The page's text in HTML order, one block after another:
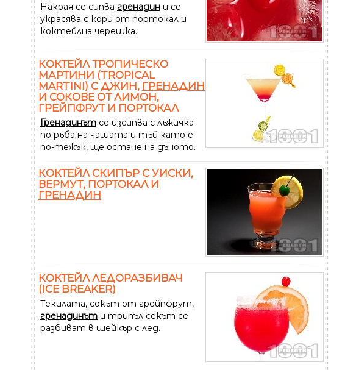
Накрая се сипва гренадин и се
украсява с кори от портокал и
коктейлна черешка.
КОКТЕЙЛ ТРОПИЧЕСКО
МАРТИНИ (TROPICAL
MARTINI) С ДЖИН, ГРЕНАДИН
И СОКОВЕ ОТ ЛИМОН,
ГРЕЙПФРУТ И ПОРТОКАЛ
Гренадинът се изсипва с лъжичка
по ръба на чашата и тъй като е
по-тежък, ще остане на дъното.
КОКТЕЙЛ СКИПЪР С УИСКИ,
ВЕРМУТ, ПОРТОКАЛ И
ГРЕНАДИН
КОКТЕЙЛ ЛЕДОРАЗБИВАЧ
(ICE BREAKER)
Текилата, сокът от грейпфрут,
гренадинът и трипъл секът се
разбиват в шейкър с лед.